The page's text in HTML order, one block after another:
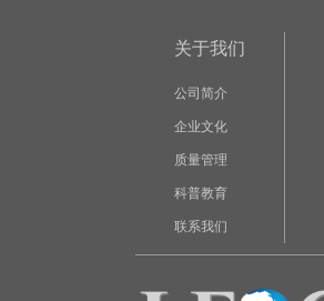
关于我们
公司简介
企业文化
质量管理
科普教育
联系我们